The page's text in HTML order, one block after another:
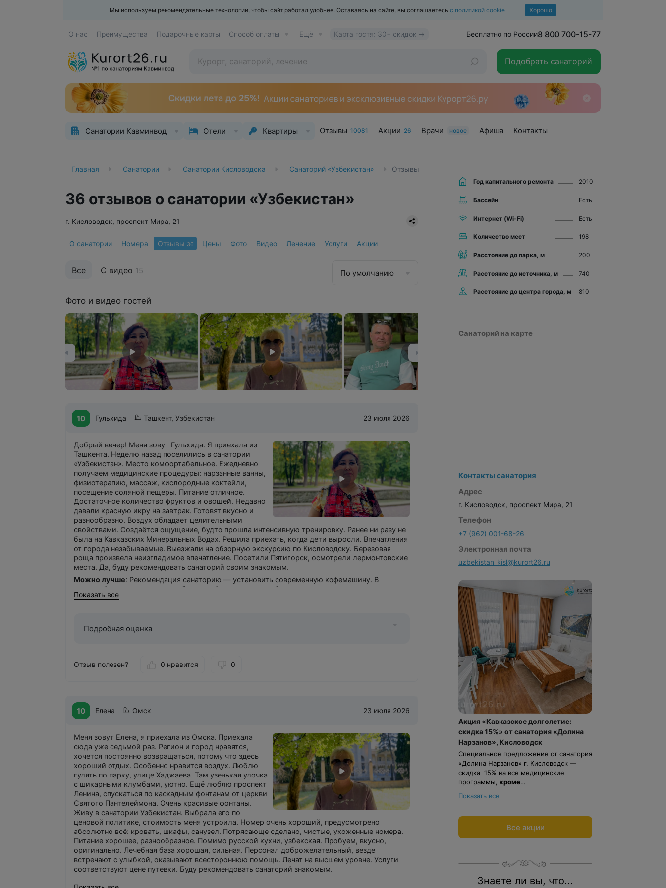
Мы используем рекомендательные технологии, чтобы сайт работал удобнее. Оставаясь на сайте, вы соглашаетесь с политикой cookie Хорошо
О нас Преимущества Подарочные карты Способ оплаты Ещё Карта гостя: 30+ скидок → Бесплатно по России8 800 700-15-77
Подобрать санаторий
Санатории Кавминвод Отели Квартиры Отзывы 10081 Акции 26 Врачи новое Афиша Контакты
Главная Санатории Санатории Кисловодска Санаторий «Узбекистан» Отзывы
36 отзывов о санатории «Узбекистан»
г. Кисловодск, проспект Мира, 21
О санатории Номера Отзывы 36 Цены Фото Видео Лечение Услуги Акции
Все С видео 15 По умолчанию
Фото и видео гостей
10 Гульхида Ташкент, Узбекистан 23 июля 2026
Добрый вечер! Меня зовут Гульхида. Я приехала из
Ташкента. Неделю назад поселились в санатории
«Узбекистан». Место комфортабельное. Ежедневно
получаем медицинские процедуры: нарзанные ванны,
физиотерапию, массаж, кислородные коктейли,
посещение соляной пещеры. Питание отличное.
Достаточное количество фруктов и овощей. Недавно
давали красную икру на завтрак. Готовят вкусно и
разнообразно. Воздух обладает целительными
свойствами. Создаётся ощущение, будто прошла интенсивную тренировку. Ранее ни разу не
была на Кавказских Минеральных Водах. Решила приехать, когда дети выросли. Впечатления
от города незабываемые. Выезжали на обзорную экскурсию по Кисловодску. Березовая
роща произвела неизгладимое впечатление. Посетили Пятигорск, осмотрели лермонтовские
места. Да, буду рекомендовать санаторий своим знакомым.
Можно лучше: Рекомендация санаторию — установить современную кофемашину. В
столовой имеется аппарат, работающий только утром. Остальное время приходится искать
кофе в городе.
Показать все
Подробная оценка
Отзыв полезен? 0 нравится 0
10 Елена Омск 23 июля 2026
Меня зовут Елена, я приехала из Омска. Приехала
сюда уже седьмой раз. Регион и город нравятся,
хочется постоянно возвращаться, потому что здесь
хороший отдых. Особенно нравится воздух. Люблю
гулять по парку, улице Хаджаева. Там узенькая улочка
с шикарными клумбами, уютно. Ещё люблю проспект
Ленина, спускаться по каскадным фонтанам от церкви
Святого Пантелеймона. Очень красивые фонтаны.
Живу в санатории Узбекистан. Выбрала его по
ценовой политике, стоимость меня устроила. Номер очень хороший, предусмотрено
абсолютно всё: кровать, шкафы, санузел. Потрясающе сделано, чистые, ухоженные номера.
Питание хорошее, разнообразное. Помимо русской кухни, узбекская. Пробуем, вкусно,
оригинально. Лечебная база хорошая, сильная. Персонал доброжелательный, везде
встречают с улыбкой, оказывают всестороннюю помощь. Лечат на высшем уровне. Услуги
соответствуют цене путевки. Буду рекомендовать санаторий знакомым.
Можно лучше
: Есть пожелание скорее закончить ремонт, чтобы стало ещё лучше.
Год капитального ремонта 2010
Бассейн Есть
Интернет (Wi-Fi) Есть
Количество мест 198
Расстояние до парка, м 200
Расстояние до источника, м 740
Расстояние до центра города, м 810
Санаторий на карте
Контакты санатория
Адрес
г. Кисловодск, проспект Мира, 21
Телефон
+7 (962) 001-68-26
Электронная почта
uzbekistan_kisl@kurort26.ru
Акция «Кавказское долголетие:
скидка 15%» от санатория «Долина
Нарзанов», Кисловодск
Специальное предложение от санатория
«Долина Нарзанов» г. Кисловодск —
скидка 15% на все медицинские
программы, кроме
программы
Весь период проживания должен
пройти в даты: 1 мая — 31 августа 2026.
забронируем отдых по
8 800 700-15-77.
Показать все
Все акции
Знаете ли вы, что...